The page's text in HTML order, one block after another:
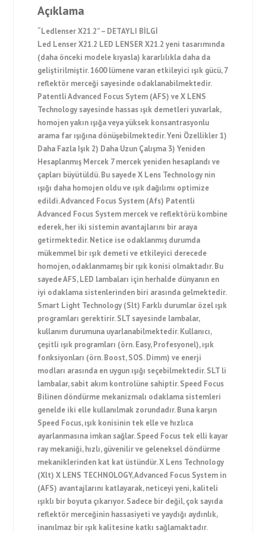
Açıklama
“Ledlenser X21.2” – DETAYLI BİLGİ
Led Lenser X21.2 LED LENSER X21.2 yeni tasarımında
(daha önceki modele kıyasla) kararlılıkla daha da
geliştirilmiştir. 1600 lümene varan etkileyici ışık gücü, 7
reflektör merceği sayesinde odaklanabilmektedir.
Patentli Advanced Focus Sytem (AFS) ve X LENS
Technology sayesinde hassas ışık demetleri yuvarlak,
homojen yakın ışığa veya yüksek konsantrasyonlu
arama far ışığına dönüşebilmektedir. Yeni Özellikler 1)
Daha Fazla Işık 2) Daha Uzun Çalışma 3) Yeniden
Hesaplanmış Mercek 7 mercek yeniden hesaplandı ve
çapları büyütüldü. Bu sayede X Lens Technology nin
ışığı daha homojen oldu ve ışık dağılımı optimize
edildi. Advanced Focus System (Afs) Patentli
Advanced Focus System mercek ve reflektörü kombine
ederek, her iki sistemin avantajlarını bir araya
getirmektedir. Netice ise odaklanmış durumda
mükemmel bir ışık demeti ve etkileyici derecede
homojen, odaklanmamış bir ışık konisi olmaktadır. Bu
sayede AFS, LED lambaları için herhalde dünyanın en
iyi odaklama sistenlerinden biri arasında gelmektedir.
Smart Light Technology (Slt) Farklı durumlar özel ışık
programları gerektirir. SLT sayesinde lambalar,
kullanım durumuna uyarlanabilmektedir. Kullanıcı,
çeşitli ışık programları (örn. Easy, Profesyonel), ışık
fonksiyonları (örn. Boost, SOS. Dimm) ve enerji
modları arasında en uygun ışığı seçebilmektedir. SLT li
lambalar, sabit akım kontrolüne sahiptir. Speed Focus
Bilinen döndürme mekanizmalı odaklama sistemleri
genelde iki elle kullanılmak zorundadır. Buna karşın
Speed Focus, ışık konisinin tek elle ve hızlıca
ayarlanmasına imkan sağlar. Speed Focus tek elli kayar
ray mekaniği, hızlı, güvenilir ve geleneksel döndürme
mekaniklerinden kat kat üstündür. X Lens Technology
(Xlt) X LENS TECHNOLOGY, Advanced Focus System in
(AFS) avantajlarını katlayarak, neticeyi yeni, kaliteli
ışıklı bir boyuta çıkarıyor. Sadece bir değil, çok sayıda
reflektör merceğinin hassasiyeti ve yaydığı aydınlık,
inanılmaz bir ışık kalitesine katkı sağlamaktadır.